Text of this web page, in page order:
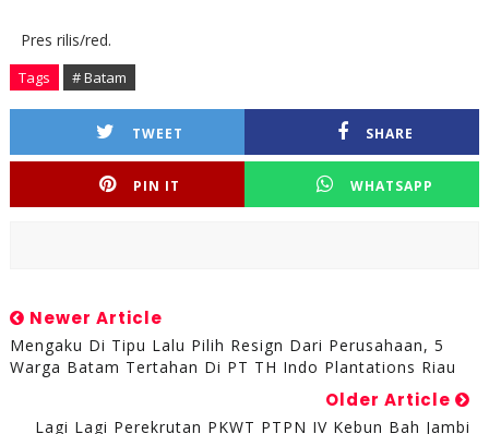
Pres rilis/red.
Tags # Batam
TWEET SHARE
PIN IT WHATSAPP
Newer Article
Mengaku Di Tipu Lalu Pilih Resign Dari Perusahaan, 5
Warga Batam Tertahan Di PT TH Indo Plantations Riau
Older Article
Lagi Lagi Perekrutan PKWT PTPN IV Kebun Bah Jambi